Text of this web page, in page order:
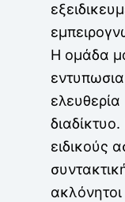
Η ομάδα
ειδικούς